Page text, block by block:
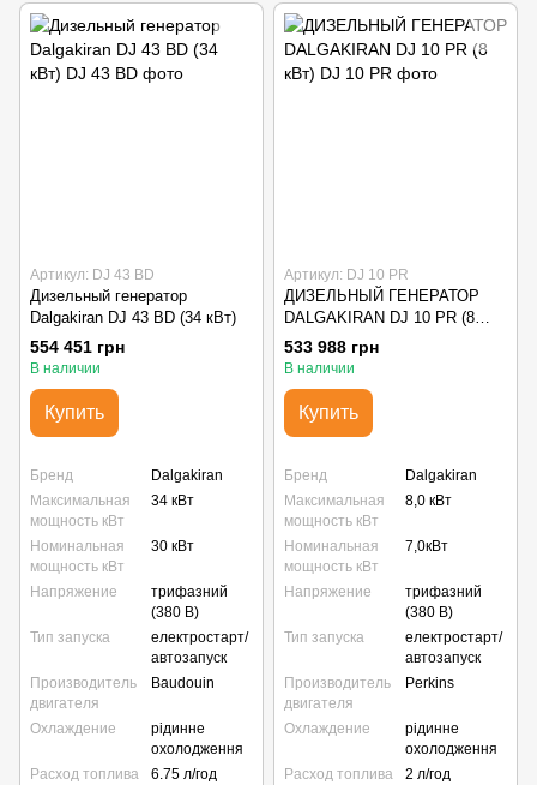
Артикул: DJ 43 BD
Дизельный генератор
Dalgakiran DJ 43 BD (34 кВт)
554 451 грн
В наличии
Купить
Бренд
Dalgakiran
Максимальная
мощность кВт
34 кВт
Номинальная
мощность кВт
30 кВт
Напряжение
трифазний
(380 В)
Тип запуска
електростарт/
автозапуск
Производитель
двигателя
Baudouin
Охлаждение
рідинне
охолодження
Расход топлива
6.75 л/год
Артикул: DJ 10 PR
ДИЗЕЛЬНЫЙ ГЕНЕРАТОР
DALGAKIRAN DJ 10 PR (8
кВт)
533 988 грн
В наличии
Купить
Бренд
Dalgakiran
Максимальная
мощность кВт
8,0 кВт
Номинальная
мощность кВт
7,0кВт
Напряжение
трифазний
(380 В)
Тип запуска
електростарт/
автозапуск
Производитель
двигателя
Perkins
Охлаждение
рідинне
охолодження
Расход топлива
2 л/год